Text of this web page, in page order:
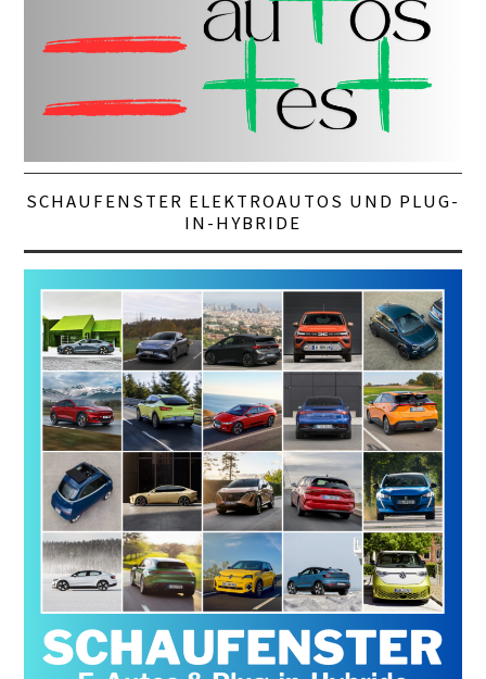
SCHAUFENSTER ELEKTROAUTOS UND PLUG-
IN-HYBRIDE